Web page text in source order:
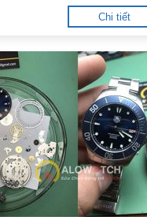
hồ chính hãng uy tín tại
Chi tiết